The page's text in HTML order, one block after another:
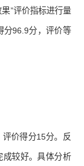
”评价指标进行量
分96.9分，评价等
价得分15分。反
成较好。具体分析